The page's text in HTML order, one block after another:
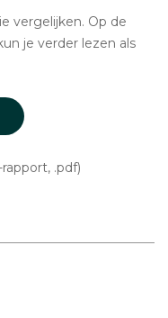
vergelijken. Op de
je verder lezen als
.pdf)